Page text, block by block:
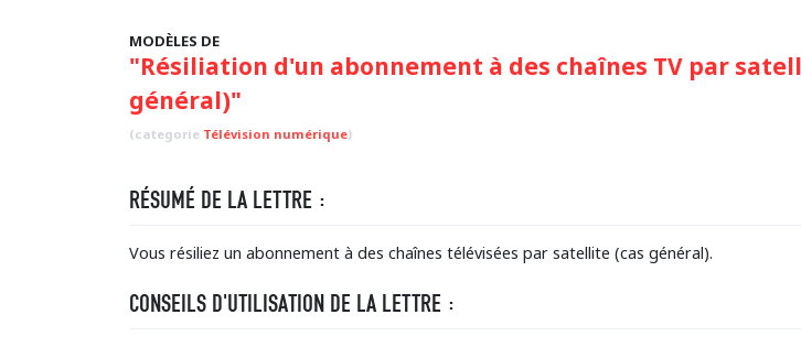
MODÈLES DE
"Résiliation d'un abonnement à des chaînes TV par
général)"
(categorie Télévision numérique)
RÉSUMÉ DE LA LETTRE :
Vous résiliez un abonnement à des chaînes télévisées par satellite (cas général).
CONSEILS D'UTILISATION DE LA LETTRE :